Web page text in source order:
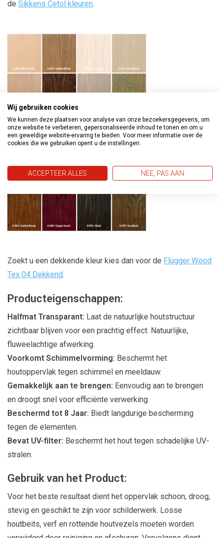
de Sikkens Cetol kleuren.
Zoekt u een dekkende kleur kies dan voor de Flügger Wood
Tex 04 Dekkend.
Producteigenschappen:
Halfmat Transparant: Laat de natuurlijke houtstructuur
zichtbaar blijven voor een prachtig effect. Natuurlijke,
fluweelachtige afwerking.
Voorkomt Schimmelvorming: Beschermt het
houtoppervlak tegen schimmel en meeldauw.
Gemakkelijk aan te brengen: Eenvoudig aan te brengen
en droogt snel voor efficiënte verwerking.
Beschermd tot 8 Jaar: Biedt langdurige bescherming
tegen de elementen.
Bevat UV-filter: Beschermt het hout tegen schadelijke UV-
stralen.
Gebruik van het Product:
Voor het beste resultaat dient het oppervlak schoon, droog,
stevig en geschikt te zijn voor schilderwerk. Losse
houtbeits, verf en rottende houtvezels moeten worden
Wij gebruiken cookies
We kunnen deze plaatsen voor analyse van onze bezoekersgegevens, om
onze website te verbeteren, gepersonaliseerde inhoud te tonen en om u
een geweldige website-ervaring te bieden. Voor meer informatie over de
cookies die we gebruiken opent u de instellingen.
ACCEPTEER ALLES NEE, PAS AAN